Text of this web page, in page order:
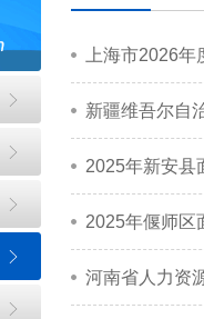
上海市2026
新疆维吾尔自
2025年新安县
2025年偃师区